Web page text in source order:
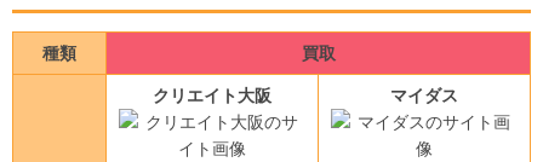
種類 買取
クリエイト大阪 マイダス